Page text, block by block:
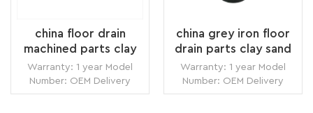
china floor drain
machined parts clay
sand casting supplier
Warranty: 1 year Model
Number: OEM Delivery
Time: 7 days Minimum
china grey iron floor
drain parts clay sand
casting vendor
Warranty: 1 year Model
Number: OEM Delivery
Time: 7 days Minimum